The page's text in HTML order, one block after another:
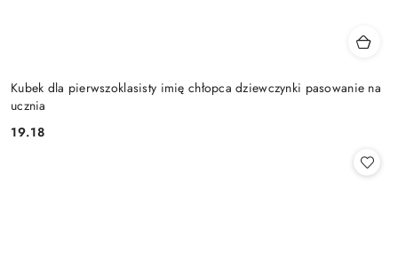
Kubek dla pierwszoklasisty imię chłopca dziewczynki pasowanie na
ucznia
Cena:
19.18